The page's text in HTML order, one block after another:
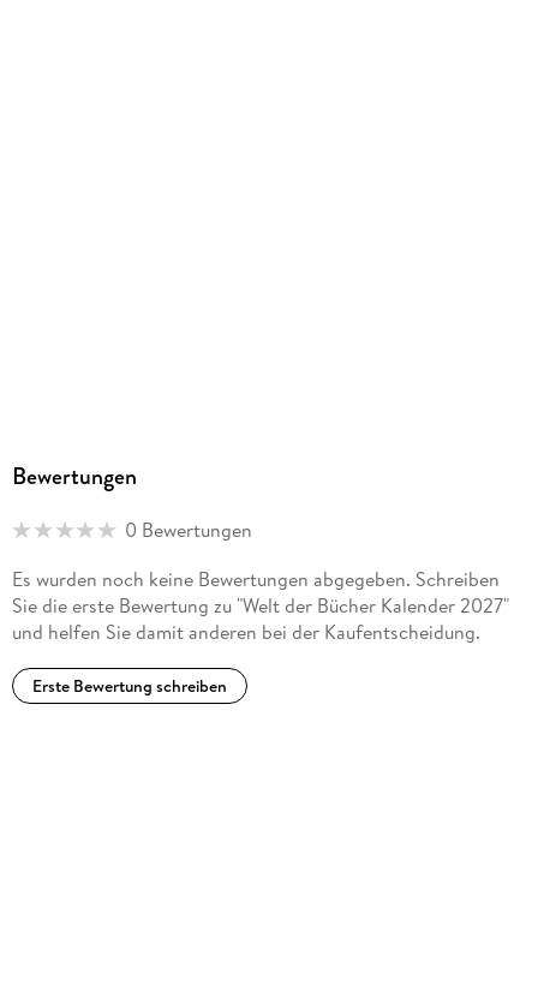
Bewertungen
0 Bewertungen
Es wurden noch keine Bewertungen abgegeben. Schreiben
Sie die erste Bewertung zu "Welt der Bücher Kalender 2027"
und helfen Sie damit anderen bei der Kaufentscheidung.
Erste Bewertung schreiben